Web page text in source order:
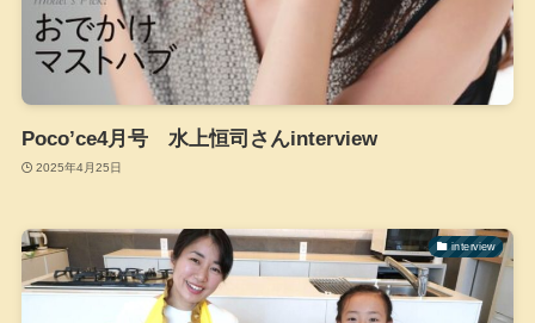
Poco’ce4月号 水上恒司さんinterview
2025年4月25日
interview